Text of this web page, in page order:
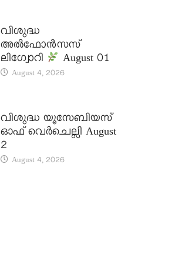
വിശുദ്ധ
അൽഫോൻസസ്
ലിഗ്വോറി
August 01
August 4, 2026
വിശുദ്ധ യൂസേബിയസ്
ഓഫ് വെർചെല്ലി August
2
August 4, 2026